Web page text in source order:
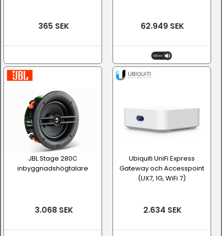
365 SEK 62.949 SEK
JBL Stage 280C
inbyggnadshögtalare
3.068 SEK
Ubiquiti UniFi Express
Gateway och Accesspoint
(UX7, 1G, WiFi 7)
2.634 SEK